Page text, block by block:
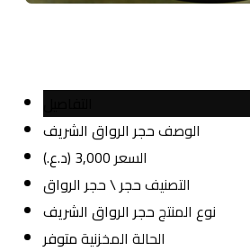
الوصفحجر الرواق الشريف
السعر3,000 (د.ع.)
التصنيفحجر \ حجر الرواق
نوع المنتجحجر الرواق الشريف
الحالة المخزنيةمتوفر